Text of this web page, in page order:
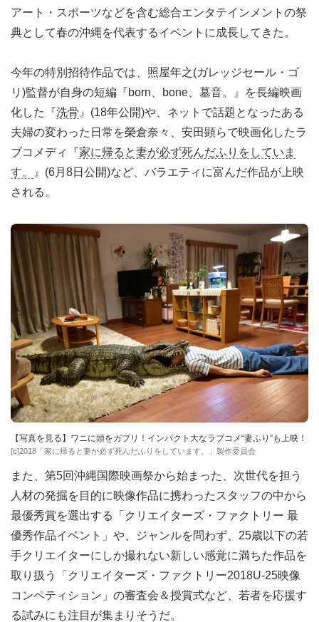
アート・スポーツなどを含む総合エンタテインメントの祭
典として春の沖縄を代表するイベントに成長してきた。
今年の特別招待作品では、照屋年之(ガレッジセール・ゴ
リ)監督が自身の短編『born、bone、墓音。』を長編映画
化した『洗骨 』(18年公開)や、ネットで話題となったある
夫婦の変わった日常を榮倉奈々、安田顕らで映画化したラ
ブコメディ『家に帰ると妻が必ず死んだふりをしていま
す。
』(6月8日公開)など、バラエティに富んだ作品が上映
される。
【写真を見る】ワニに頭をガブリ！インパクト大なラブコメ“妻ふり”も上映！
[c]2018「家に帰ると妻が必ず死んだふりをしています。」製作委員会
また、第5回沖縄国際映画祭から始まった、次世代を担う
人材の発掘を目的に映像作品に携わったスタッフの中から
最優秀賞を選出する「クリエイターズ・ファクトリー 最
優秀作品イベント」や、ジャンルを問わず、25歳以下の若
手クリエイターにしか撮れない新しい感覚に満ちた作品を
取り扱う「クリエイターズ・ファクトリー2018U-25映像
コンペティション」の審査会＆授賞式など、若者を応援す
る試みにも注目が集まりそうだ。